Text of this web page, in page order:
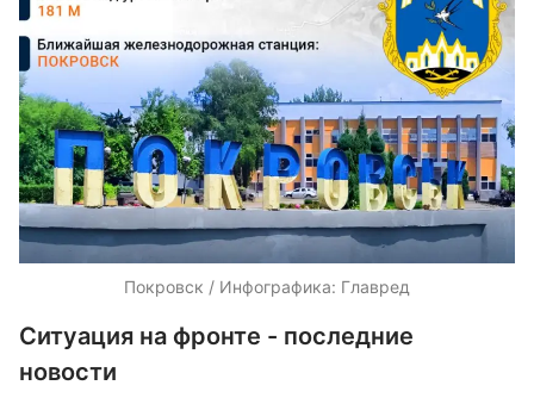
Покровск / Инфографика: Главред
Ситуация на фронте - последние
новости